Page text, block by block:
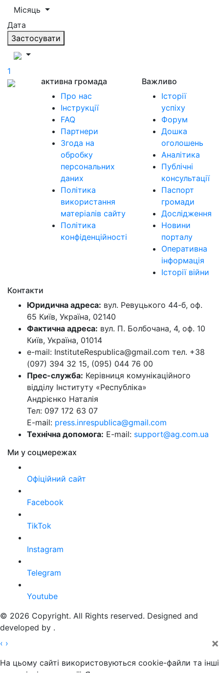
Місяць
Дата
Застосувати
1
активна громада
Про нас
Інструкції
FAQ
Партнери
Згода на
обробку
персональних
даних
Політика
використання
матеріалів сайту
Політика
конфіденційності
Важливо
Історії
успіху
Форум
Дошка
оголошень
Аналітика
Публічні
консультації
Паспорт
громади
Дослідження
Новини
порталу
Оперативна
інформація
Історії війни
Контакти
Юридична адреса: вул. Ревуцького 44-б, оф.
65 Київ, Україна, 02140
Фактична адреса: вул. П. Болбочана, 4, оф. 10
Київ, Україна, 01014
e-mail: InstituteRespublica@gmail.com тел. +38
(097) 394 32 15, (095) 044 76 00
Прес-служба: Керівниця комунікаційного
відділу Інституту «Республіка»
Андрієнко Наталія
Тел: 097 172 63 07
E-mail: press.inrespublica@gmail.com
Технічна допомога: E-mail: support@ag.com.ua
Ми у соцмережах
Офіційний сайт
Facebook
TikTok
Instagram
Telegram
Youtube
© 2026 Copyright. All Rights reserved. Designed and
developed by .
‹ › ×
На цьому сайті використовуються cookie-файли та інші